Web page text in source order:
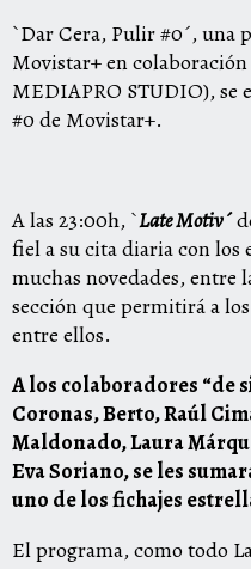
`Dar Cera, Pulir #0´, una
Movistar+ en
MEDIAPRO STUDIO), se
#0 de Movistar+.
A las 23:00h, `Late Motiv´
fiel a su cita diaria con los
muchas novedades, entre
sección que permitirá a
entre ellos.
A los colaboradores “de
Coronas, Berto, Raúl
Maldonado, Laura
Eva Soriano, se les
uno de los fichajes
El programa, como todo